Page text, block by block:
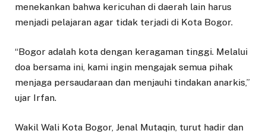
menekankan bahwa kericuhan di daerah lain harus
menjadi pelajaran agar tidak terjadi di Kota Bogor.
“Bogor adalah kota dengan keragaman tinggi. Melalui
doa bersama ini, kami ingin mengajak semua pihak
menjaga persaudaraan dan menjauhi tindakan anarkis,”
ujar Irfan.
Wakil Wali Kota Bogor, Jenal Mutaqin, turut hadir dan